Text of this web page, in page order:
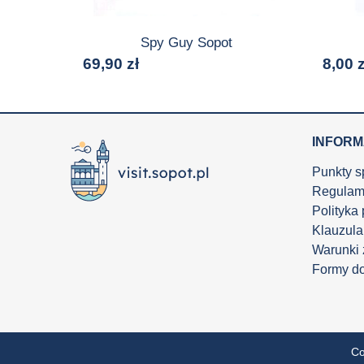
Spy Guy Sopot
69,90 zł 8,00
Punkty
Polityka
Warunki
Formy